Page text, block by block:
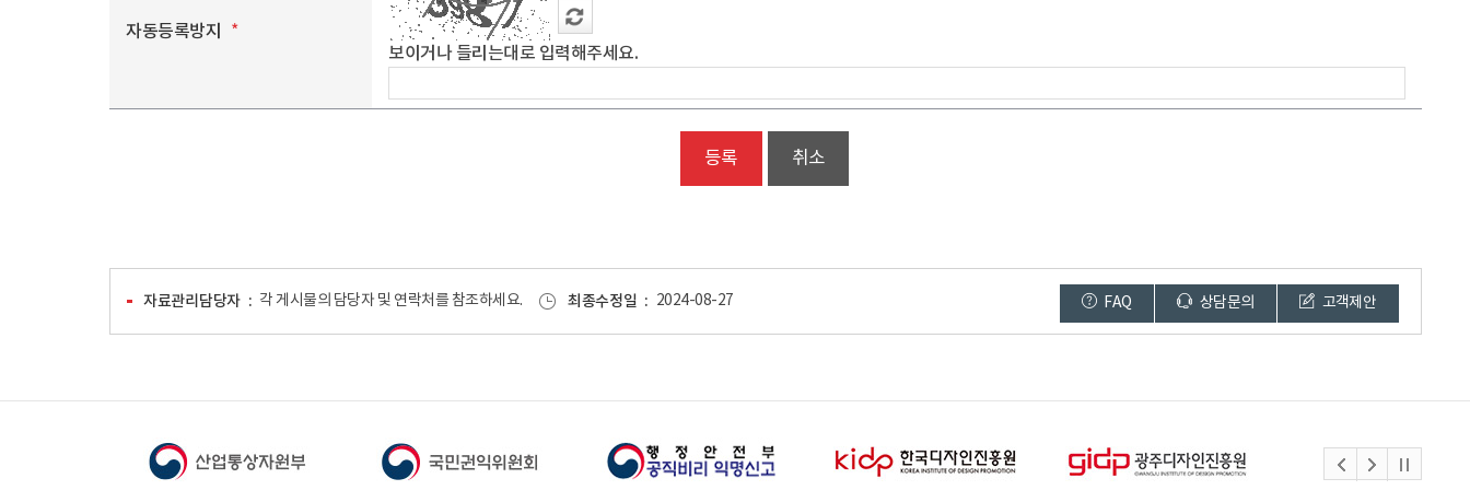
자동등록방지
*
보이거나 들리는대로 입력해주세요.
취소
자료관리담당자 각 게시물의 담당자 및 연락처를 참조하세요. 최종수정일 2024-08-27 FAQ 상담문의 고객제안